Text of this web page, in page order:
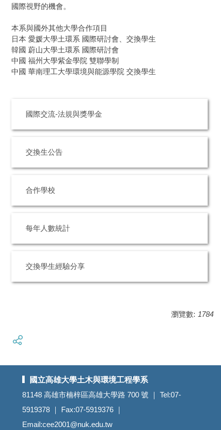
國際視野的機會。
本系與國外其他大學合作項目
日本 愛媛大學土環系 國際研討會、交換學生
韓國 蔚山大學土環系 國際研討會
中國 福州大學紫金學院 雙聯學制
中國 華南理工大學環境與能源學院 交換學生
國際交流-法規與獎學金
交換生公告
合作學校
每年人數統計
交換學生經驗分享
瀏覽數: 1784
國立高雄大學土木與環境工程學系
81148 高雄市楠梓區高雄大學路 700 號 ｜ Tel:07-
5919378 ｜ Fax:07-5919376 ｜
Email:cee2001@nuk.edu.tw